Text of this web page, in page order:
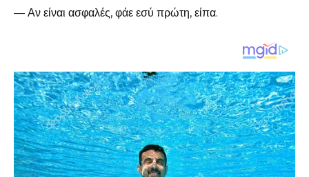
— Αν είναι ασφαλές, φάε εσύ πρώτη, είπα.